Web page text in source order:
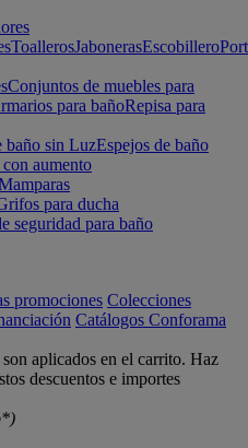
ToallerosJabonerasEscobillero
Conjuntos de muebles para
para bañoRepisa para
baño sin LuzEspejos de baño
aumento
para ducha
seguridad para baño
promociones Colecciones
Catálogos Conforama
aplicados en el carrito. Haz
descuentos e importes